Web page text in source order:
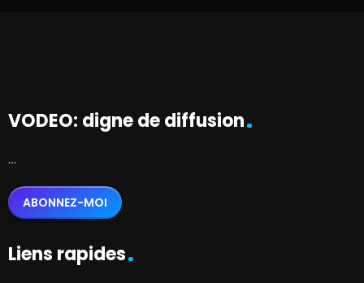
VODEO: digne de diffusion
…
ABONNEZ-MOI
Liens rapides